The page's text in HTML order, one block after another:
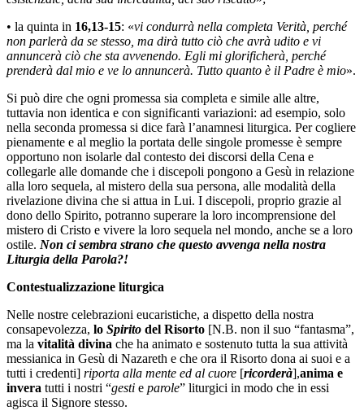
• la quinta in 16,13-15: «vi condurrà nella completa Verità, perché
non parlerà da se stesso, ma dirà tutto ciò che avrà udito e vi
annuncerà ciò che sta avvenendo. Egli mi glorificherà, perché
prenderà dal mio e ve lo annuncerà. Tutto quanto è il Padre è mio».
Si può dire che ogni promessa sia completa e simile alle altre,
tuttavia non identica e con significanti variazioni: ad esempio, solo
nella seconda promessa si dice farà l’anamnesi liturgica. Per cogliere
pienamente e al meglio la portata delle singole promesse è sempre
opportuno non isolarle dal contesto dei discorsi della Cena e
collegarle alle domande che i discepoli pongono a Gesù in relazione
alla loro sequela, al mistero della sua persona, alle modalità della
rivelazione divina che si attua in Lui. I discepoli, proprio grazie al
dono dello Spirito, potranno superare la loro incomprensione del
mistero di Cristo e vivere la loro sequela nel mondo, anche se a loro
ostile. Non ci sembra strano che questo avvenga nella nostra
Liturgia della Parola?!
Contestualizzazione liturgica
Nelle nostre celebrazioni eucaristiche, a dispetto della nostra
consapevolezza, lo Spirito del Risorto [N.B. non il suo “fantasma”,
ma la vitalità divina che ha animato e sostenuto tutta la sua attività
messianica in Gesù di Nazareth e che ora il Risorto dona ai suoi e a
tutti i credenti] riporta alla mente ed al cuore [ricorderà],anima e
invera tutti i nostri “gesti e parole” liturgici in modo che in essi
agisca il Signore stesso.